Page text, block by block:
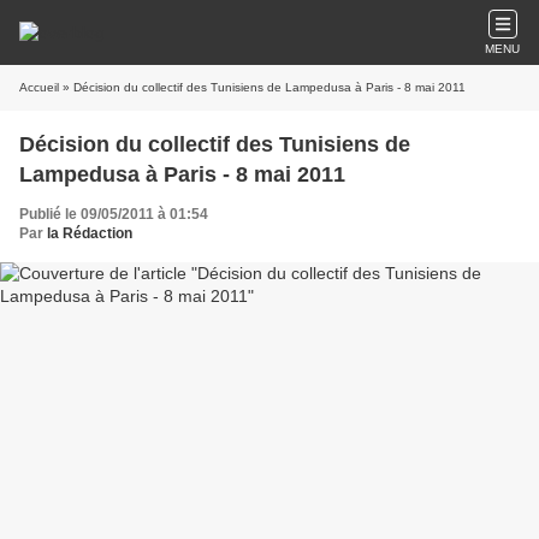
MENU
Accueil » Décision du collectif des Tunisiens de Lampedusa à Paris - 8 mai 2011
Décision du collectif des Tunisiens de
Lampedusa à Paris - 8 mai 2011
Publié le 09/05/2011 à 01:54
Par la Rédaction